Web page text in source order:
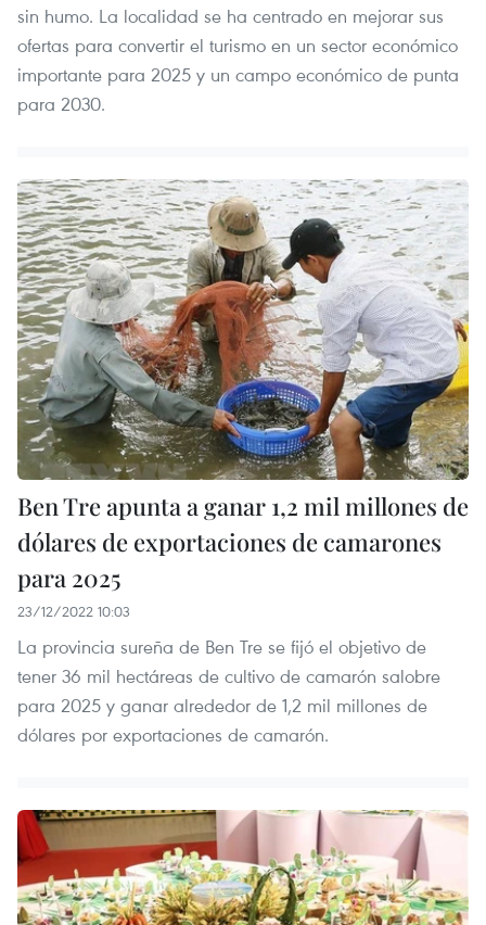
sin humo. La localidad se ha centrado en mejorar sus
ofertas para convertir el turismo en un sector económico
importante para 2025 y un campo económico de punta
para 2030.
Ben Tre apunta a ganar 1,2 mil millones de
dólares de exportaciones de camarones
para 2025
23/12/2022 10:03
La provincia sureña de Ben Tre se fijó el objetivo de
tener 36 mil hectáreas de cultivo de camarón salobre
para 2025 y ganar alrededor de 1,2 mil millones de
dólares por exportaciones de camarón.